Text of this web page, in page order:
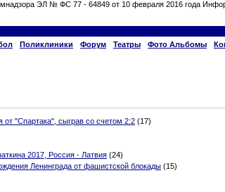
ЭЛ № ФС 77 - 64849 от 10 февраля 2016 года
Поликлиники Форум Театры Фото Альбомы
от "Спартака", сыграв со счетом 2:2 (17)
2017, Россия - Латвия (24)
Ленинграда от фашистской блокады (15)